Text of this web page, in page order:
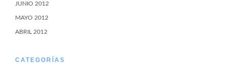
JUNIO 2012
MAYO 2012
ABRIL 2012
CATEGORÍAS